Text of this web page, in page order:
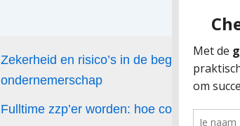
Zekerheid en risico’s in de beginfase van
ondernemerschap
Fulltime zzp’er worden: hoe combineer je